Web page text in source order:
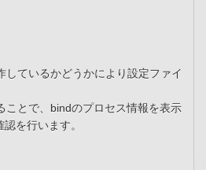
しているかどうかにより設定ファイ
ことで、bindのプロセス情報を表示
を行います。